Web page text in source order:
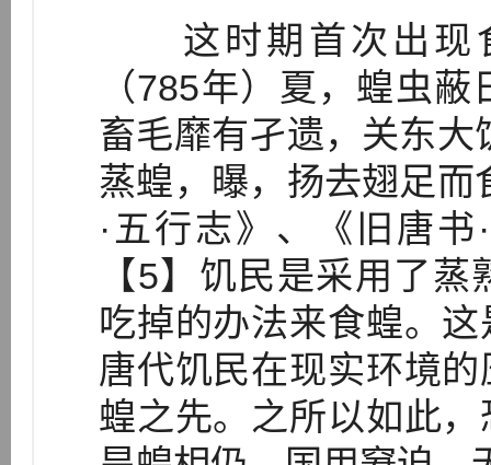
这时期首次出现
（785年）夏，蝗虫
畜毛靡有孑遗，关东大
蒸蝗，曝，扬去翅足而
·五行志》、《旧唐
【5】饥民是采用了
吃掉的办法来食蝗。
唐代饥民在现实环境
蝗之先。之所以如此